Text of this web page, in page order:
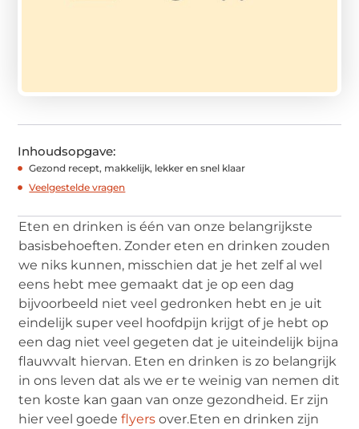
Inhoudsopgave:
Gezond recept, makkelijk, lekker en snel klaar
Veelgestelde vragen
Eten en drinken is één van onze belangrijkste
basisbehoeften. Zonder eten en drinken zouden
we niks kunnen, misschien dat je het zelf al wel
eens hebt mee gemaakt dat je op een dag
bijvoorbeeld niet veel gedronken hebt en je uit
eindelijk super veel hoofdpijn krijgt of je hebt op
een dag niet veel gegeten dat je uiteindelijk bijna
flauwvalt hiervan. Eten en drinken is zo belangrijk
in ons leven dat als we er te weinig van nemen dit
ten koste kan gaan van onze gezondheid. Er zijn
hier veel goedeflyers over.Eten en drinken zijn